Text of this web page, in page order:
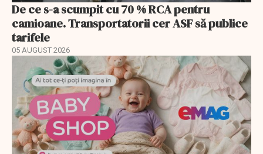
De ce s-a scumpit cu 70 % RCA pentru
camioane. Transportatorii cer ASF să publice
tarifele
05 AUGUST 2026